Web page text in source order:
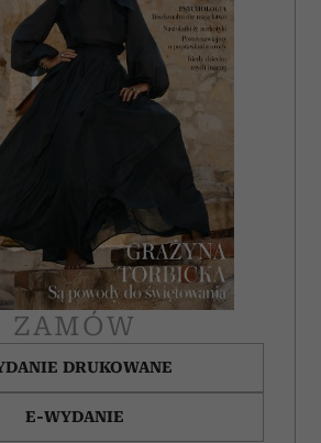
ZAMÓW
DRUKOWANE
E-WYDANIE